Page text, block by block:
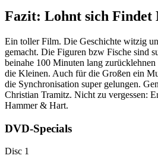
Fazit: Lohnt sich Findet
Ein toller Film. Die Geschichte witzig
gemacht. Die Figuren bzw Fische sind
beinahe 100 Minuten lang
die Kleinen. Auch für die Großen ein
die Synchronisation super gelungen.
Christian Tramitz. Nicht zu vergessen:
Hammer & Hart.
DVD-Specials
Disc 1